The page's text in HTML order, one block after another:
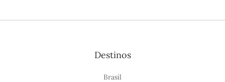
Destinos
Brasil